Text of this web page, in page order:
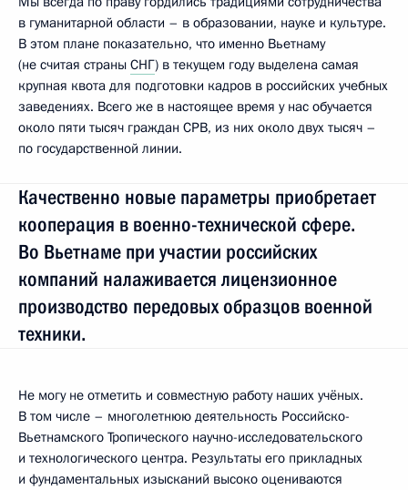
в гуманитарной области – в образовании, науке и культуре.
В этом плане показательно, что именно Вьетнаму
(не считая страны СНГ) в текущем году выделена самая
крупная квота для подготовки кадров в российских учебных
заведениях. Всего же в настоящее время у нас обучается
около пяти тысяч граждан СРВ, из них около двух тысяч –
по государственной линии.
Качественно новые параметры приобретает
кооперация в военно-технической сфере.
Во Вьетнаме при участии российских
компаний налаживается лицензионное
производство передовых образцов военной
техники.
Не могу не отметить и совместную работу наших учёных.
В том числе – многолетнюю деятельность Российско-
Вьетнамского Тропического научно-исследовательского
и технологического центра. Результаты его прикладных
и фундаментальных изысканий высоко оцениваются